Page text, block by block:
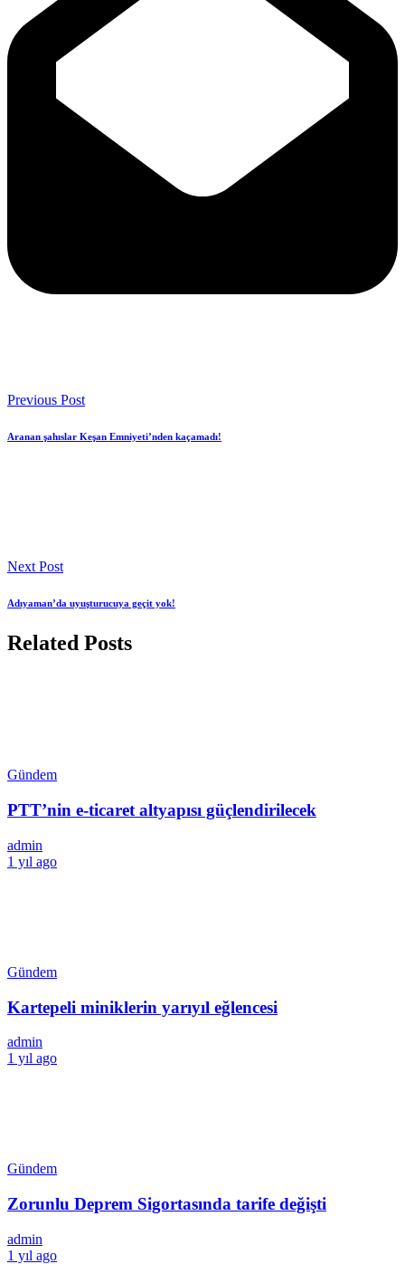
Previous Post
Aranan şahıslar Keşan Emniyeti’nden kaçamadı!
Next Post
Adıyaman’da uyuşturucuya geçit yok!
Related Posts
Gündem
PTT’nin e-ticaret altyapısı güçlendirilecek
admin
1 yıl ago
Gündem
Kartepeli miniklerin yarıyıl eğlencesi
admin
1 yıl ago
Gündem
Zorunlu Deprem Sigortasında tarife değişti
admin
1 yıl ago